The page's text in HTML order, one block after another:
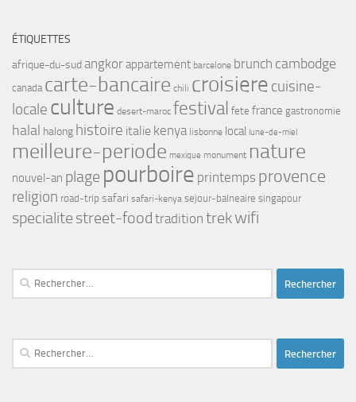
ÉTIQUETTES
afrique-du-sudangkorappartement barcelone brunch cambodge
canada carte-bancaire chili croisiere cuisine-
locale culture desert-maroc festival fete france gastronomie
halal halong histoire italie kenya lisbonne local lune-de-miel
meilleure-periode mexique monument nature
nouvel-an plage pourboire printemps provence
religion road-trip safari safari-kenya sejour-balneaire singapour
specialite street-food tradition trekwifi
Rechercher :
Rechercher :